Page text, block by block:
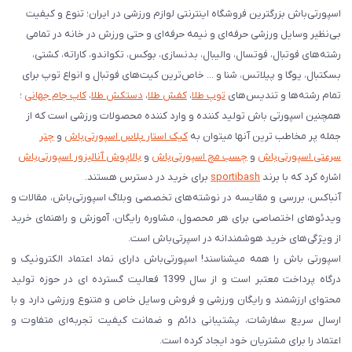
اسپورتی‌باش بزرگترین فروشگاه اینترنتی لوازم ورزشی در ایران؛ تنوع و کیفیت
بی‌نظیر وسایل ورزشی حرفه‌ای و نیمه حرفه‌ای و حتی ورزش در خانه در تمامی
رشته‌های فوتبال، فوتسال، والیبال، بدنسازی، بوکس، تکواندو، کاراته، کشتی،
بسکتبال، یوگا و پیلاتس، شنا و ... خاص‌ترین کیت‌های فوتبال و انواع توپ برای
تمام رشته‌ها و تندیس‌های توپ طلا، کفش طلا، دستکش طلا، کاپ جام جهانی ؛
همچنین اسپورتی باش تولید کننده و وارد کننده محصولات ورزشی است که از
جمله پر مخاطب ترین آنها میتوان به کیک استار پلاس اسپورتی‌باش و چتر
سرعتی اسپورتی‌باش و چسب مچ اسپورتی‌باش و بالاپوش آنالیزور اسپورتی‌باش
اشاره کرد که با برند sportibash برای خرید در دسترس هستند.
آنباکس، بررسی‌ و مقایسه در نوشته‌های تخصصی وبلاگ اسپورتی‌باش، مقالات و
ویدئوهای اختصاصی برای هر محصول، مشاوره رایگان، آموزش و راهنمای خرید
از ویژگی‌های خرید هوشمندانه در اسپرتی‌باش است.
اسپورتی‌ باش را همه میشناسند! اسپورتی‌باش دارای نماد اعتماد الکترونیک و
درگاه پرداخت معتبر است و از سال 1399 فعالیت گسترده ای در حوزه تولید
محتوای ارزشمند و رایگان ورزشی و فروش وسایل خاص و متنوع ورزشی دارد و با
ارسال سریع سفارشات، پشتیبانی دائم و ضمانت کیفیت تجربه‌ای متفاوت و
اعتماد را برای مشتریان خود ایجاد کرده است.